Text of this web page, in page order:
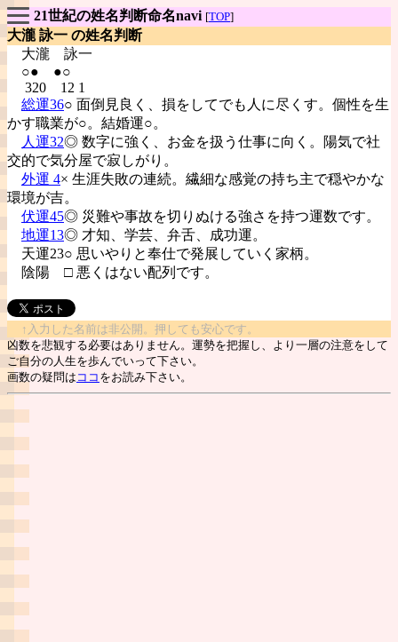
21世紀の姓名判断命名navi [TOP]
大瀧 詠一 の姓名判断
大瀧 詠一
○● ●○
320 12 1
総運36○ 面倒見良く、損をしてでも人に尽くす。個性を生
かす職業が○。結婚運○。
人運32◎ 数字に強く、お金を扱う仕事に向く。陽気で社
交的で気分屋で寂しがり。
外運 4× 生涯失敗の連続。繊細な感覚の持ち主で穏やかな
環境が吉。
伏運45◎ 災難や事故を切りぬける強さを持つ運数です。
地運13◎ 才知、学芸、弁舌、成功運。
天運23○ 思いやりと奉仕で発展していく家柄。
陰陽 □ 悪くはない配列です。
↑入力した名前は非公開。押しても安心です。
凶数を悲観する必要はありません。運勢を把握し、より一層の注意をして
ご自分の人生を歩んでいって下さい。
画数の疑問は ココ をお読み下さい。